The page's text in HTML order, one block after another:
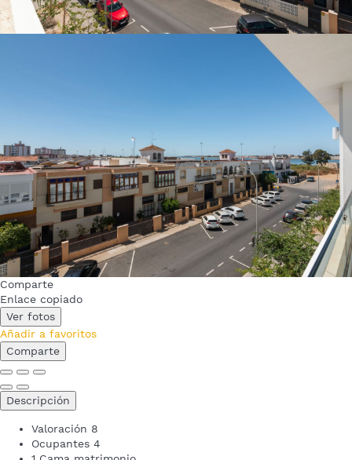
Comparte
Enlace copiado
Ver fotos
Añadir a favoritos
Comparte
Descripción
Valoración 8
Ocupantes 4